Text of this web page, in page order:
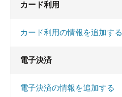
カード利用
カード利用の情報を追加する
電子決済
電子決済の情報を追加する